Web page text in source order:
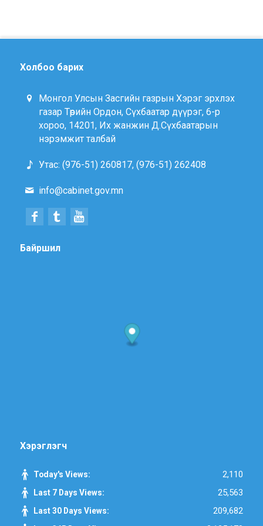
Холбоо барих
Монгол Улсын Засгийн газрын Хэрэг эрхлэх
газар Төрийн Ордон, Сүхбаатар дүүрэг, 6-р
хороо, 14201, Их жанжин Д.Сүхбаатарын
нэрэмжит талбай
Утас: (976-51) 260817, (976-51) 262408
info@cabinet.gov.mn
Байршил
Хэрэглэгч
Today's Views: 2,110
Last 7 Days Views: 25,563
Last 30 Days Views: 209,682